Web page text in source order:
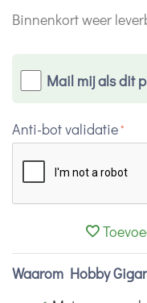
Binnenkort weer
Mail mij als dit
Anti-bot validatie
Waarom Hobby